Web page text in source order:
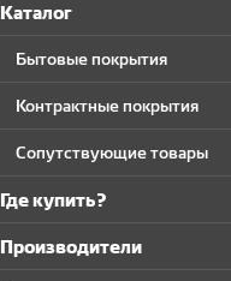
Каталог
Бытовые покрытия
Контрактные покрытия
Сопутствующие товары
Где купить?
Производители